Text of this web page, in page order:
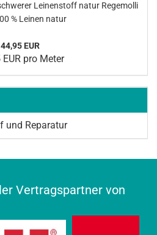
Lei­nen­stoff natur Re­ge­mol­li
% Lei­nen natur
44,95 EUR
EUR pro Meter
und Reparatur
Vertragspartner von